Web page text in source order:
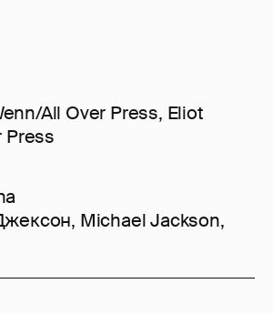
All Over Press, Eliot
Press
, Michael Jackson,